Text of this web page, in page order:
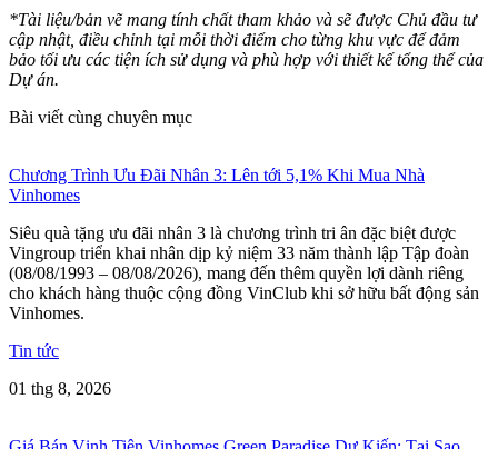
*Tài liệu/bản vẽ mang tính chất tham khảo và sẽ được Chủ đầu tư
cập nhật, điều chỉnh tại mỗi thời điểm cho từng khu vực để đảm
bảo tối ưu các tiện ích sử dụng và phù hợp với thiết kế tổng thể của
Dự án.
Bài viết cùng chuyên mục
Chương Trình Ưu Đãi Nhân 3: Lên tới 5,1% Khi Mua Nhà
Vinhomes
Siêu quà tặng ưu đãi nhân 3 là chương trình tri ân đặc biệt được
Vingroup triển khai nhân dịp kỷ niệm 33 năm thành lập Tập đoàn
(08/08/1993 – 08/08/2026), mang đến thêm quyền lợi dành riêng
cho khách hàng thuộc cộng đồng VinClub khi sở hữu bất động sản
Vinhomes.
Tin tức
01 thg 8, 2026